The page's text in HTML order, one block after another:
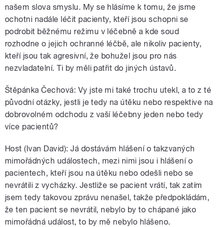
našem slova smyslu. My se hlásíme k tomu, že jsme
ochotni nadále léčit pacienty, kteří jsou schopni se
podrobit běžnému režimu v léčebně a kde soud
rozhodne o jejich ochranné léčbě, ale nikoliv pacienty,
kteří jsou tak agresivní, že bohužel jsou pro nás
nezvladatelní. Ti by měli patřit do jiných ústavů.
Štěpánka Čechová: Vy jste mi také trochu utekl, a to z té
původní otázky, jestli je tedy na útěku nebo respektive na
dobrovolném odchodu z vaší léčebny jeden nebo tedy
více pacientů?
Host (Ivan David): Já dostávám hlášení o takzvaných
mimořádných událostech, mezi nimi jsou i hlášení o
pacientech, kteří jsou na útěku nebo odešli nebo se
nevrátili z vycházky. Jestliže se pacient vrátí, tak zatím
jsem tedy takovou zprávu nenašel, takže předpokládám,
že ten pacient se nevrátil, nebylo by to chápané jako
mimořádná událost, to by mě nebylo hlášeno.